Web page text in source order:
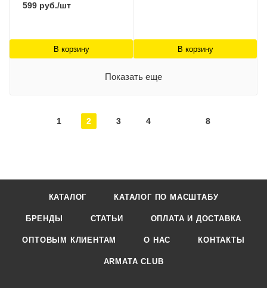
599 руб./шт
В корзину В корзину
Показать еще
1 2 3 4 8
КАТАЛОГ КАТАЛОГ ПО МАСШТАБУ
БРЕНДЫ СТАТЬИ ОПЛАТА И ДОСТАВКА
ОПТОВЫМ КЛИЕНТАМ О НАС КОНТАКТЫ
ARMATA CLUB